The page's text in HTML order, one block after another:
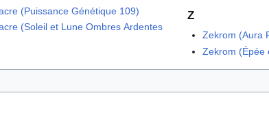
(Puissance Génétique 109)
(Soleil et Lune Ombres Ardentes
Z
Zekrom (Aura
Zekrom (Épée